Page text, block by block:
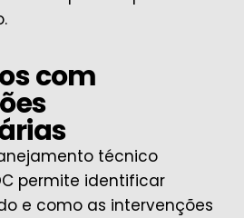
com
técnico
permite identificar
e como as intervenções